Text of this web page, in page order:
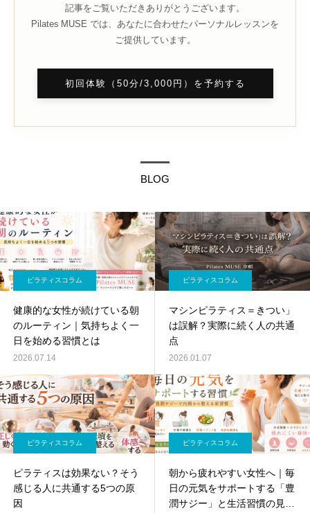
記事をご覧いただきありがとうございます。
Pilates MUSE では、あなたに合わせたパーソナルレッスンを
ご提供しています。
初回体験（50分/3,000円）を予約する
BLOG
ピラティスコラム
健康的な女性が続けている朝
のルーティン｜気持ちよく一
日を始める習慣とは
2026.07.14
ピラティスコラム
マシンピラティス＝きつい」
は誤解？実際に続く人の共通
点
2026.01.07
ピラティスコラム
ピラティスは効果ない？そう
感じる人に共通する5つの原
因
ピラティスコラム
朝から疲れやすい女性へ｜毎
日の元気をサポートする「豊
潤サジー」と生活習慣の見直